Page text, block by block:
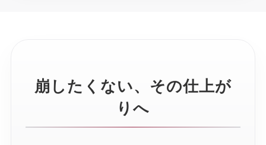
崩したくない、その仕上が
りへ